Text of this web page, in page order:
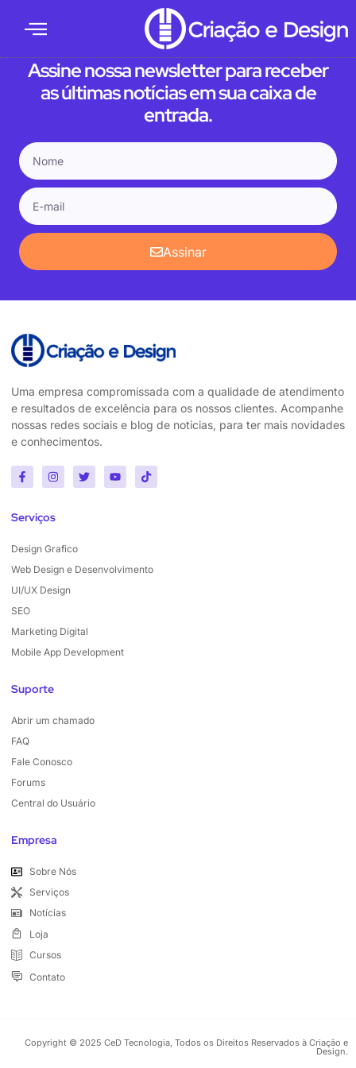
Assine nossa newsletter para receber
as últimas notícias em sua caixa de
entrada.
Assinar
Uma empresa compromissada com a qualidade de atendimento
e resultados de excelência para os nossos clientes. Acompanhe
nossas redes sociais e blog de noticias, para ter mais novidades
e conhecimentos.
Serviços
Design Grafico
Web Design e Desenvolvimento
UI/UX Design
SEO
Marketing Digital
Mobile App Development
Suporte
Abrir um chamado
FAQ
Fale Conosco
Forums
Central do Usuário
Empresa
Sobre Nós
Serviços
Notícias
Loja
Cursos
Contato
Copyright © 2025 CeD Tecnologia, Todos os Direitos Reservados à Criação e
Design.